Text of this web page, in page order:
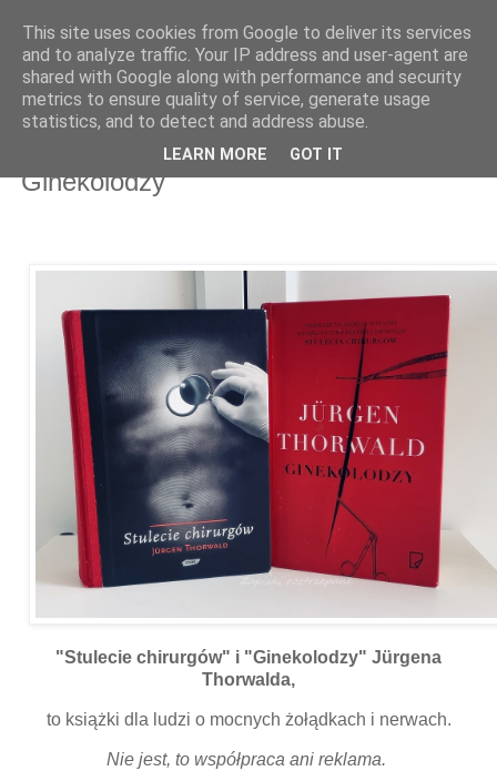
30 kwietnia 2026
Jürgen Thorwald "Stulecie chirurgów" i
"Ginekolodzy"
"Stulecie chirurgów" i "Ginekolodzy" Jürgena
Thorwalda,
to książki dla ludzi o mocnych żołądkach i nerwach.
Nie jest, to współpraca ani reklama.
This site uses cookies from Google to deliver its services
and to analyze traffic. Your IP address and user-agent are
shared with Google along with performance and security
metrics to ensure quality of service, generate usage
statistics, and to detect and address abuse.
LEARN MORE GOT IT